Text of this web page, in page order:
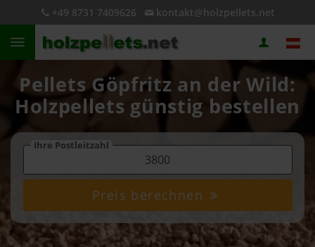
+49 8731 7409626 kontakt@holzpellets.net
Pellets Göpfritz an der Wild:
Holzpellets günstig bestellen
Ihre Postleitzahl
Preis berechnen